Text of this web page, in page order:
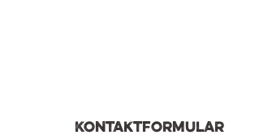
Kontaktformular